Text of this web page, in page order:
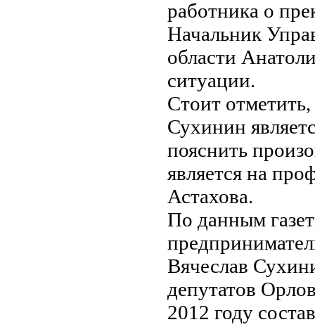
работника о
Начальник
области
ситуации.
Стоит отметить,
Сухинин
пояснить
является на
Астахова.
По данным
Вячеслав
депутатов
2012 году